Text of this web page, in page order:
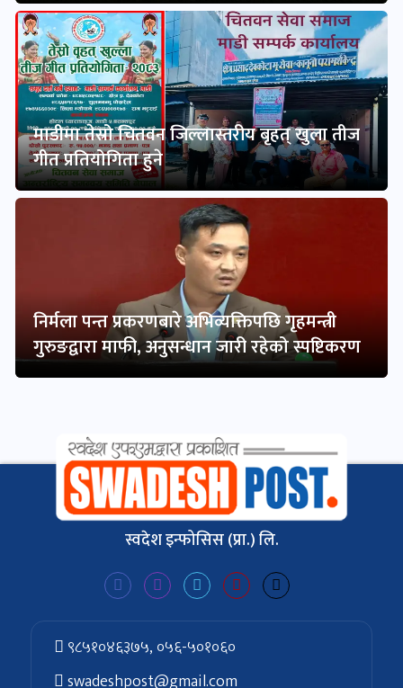
माडीमा तेस्रो चितवन जिल्लास्तरीय बृहत् खुला तीज
गीत प्रतियोगिता हुने
निर्मला पन्त प्रकरणबारे अभिव्यक्तिपछि गृहमन्त्री
गुरुङद्वारा माफी, अनुसन्धान जारी रहेको स्पष्टिकरण
स्वदेश इन्फोसिस (प्रा.) लि.
९८५१०४६३७५, ०५६-५०१०६०
swadeshpost@gmail.com